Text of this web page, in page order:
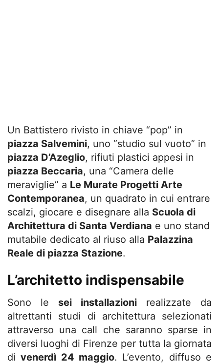
Un Battistero rivisto in chiave “pop” in
piazza Salvemini, uno “studio sul vuoto” in
piazza D’Azeglio, rifiuti plastici appesi in
piazza Beccaria, una “Camera delle
meraviglie” a Le Murate Progetti Arte
Contemporanea, un quadrato in cui entrare
scalzi, giocare e disegnare alla Scuola di
Architettura di Santa Verdiana e uno stand
mutabile dedicato al riuso alla Palazzina
Reale di piazza Stazione.
L’architetto indispensabile
Sono le sei installazioni realizzate da
altrettanti studi di architettura selezionati
attraverso una call che saranno sparse in
diversi luoghi di Firenze per tutta la giornata
divenerdì 24 maggio. L’evento, diffuso e